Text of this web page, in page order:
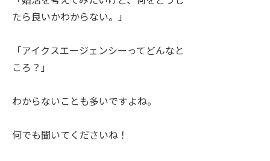
たら良いかわからない。」
「アイクスエージェンシーってどんなと
ころ？」
わからないことも多いですよね。
何でも聞いてくださいね！